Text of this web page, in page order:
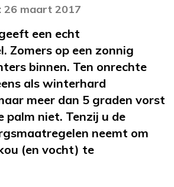
26 maart 2017
een echt
Zomers op een zonnig
binnen. Ten onrechte
als winterhard
meer dan 5 graden vorst
palm niet. Tenzij u de
neemt om
(en vocht) te